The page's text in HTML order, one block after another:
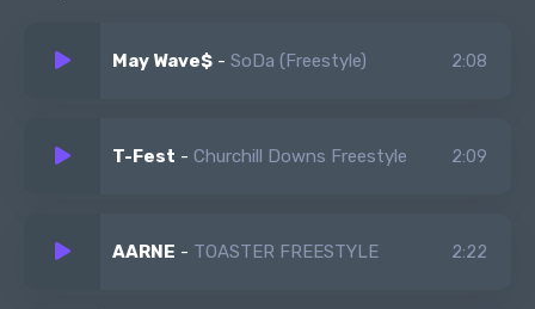
May Wave$ - SoDa (Freestyle) 2:08
T-Fest - Churchill Downs Freestyle 2:09
AARNE - TOASTER FREESTYLE 2:22